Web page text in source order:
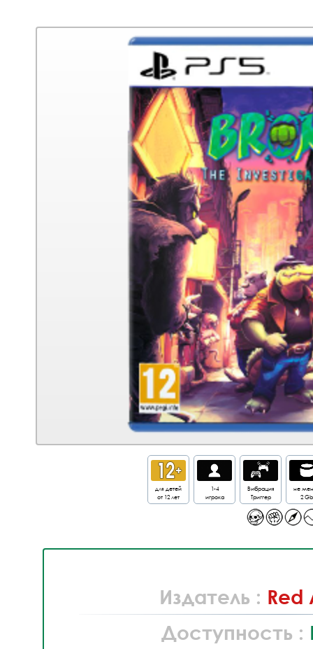
для детей
от 12 лет
1-4
игрока
Вибрация
Триггер
не
2 Gb
Издатель : Red
Доступность :